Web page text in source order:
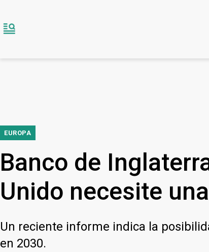
EUROPA
Banco de
Unido necesite
Un reciente informe indica la
en 2030.